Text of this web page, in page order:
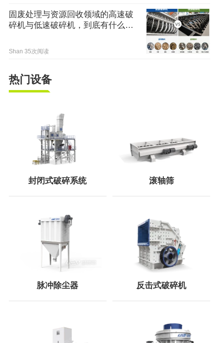
固废处理与资源回收领域的高速破
碎机与低速破碎机，到底有什么区
Shan 35次阅读
热门设备
封闭式破碎系统 滚轴筛
脉冲除尘器 反击式破碎机